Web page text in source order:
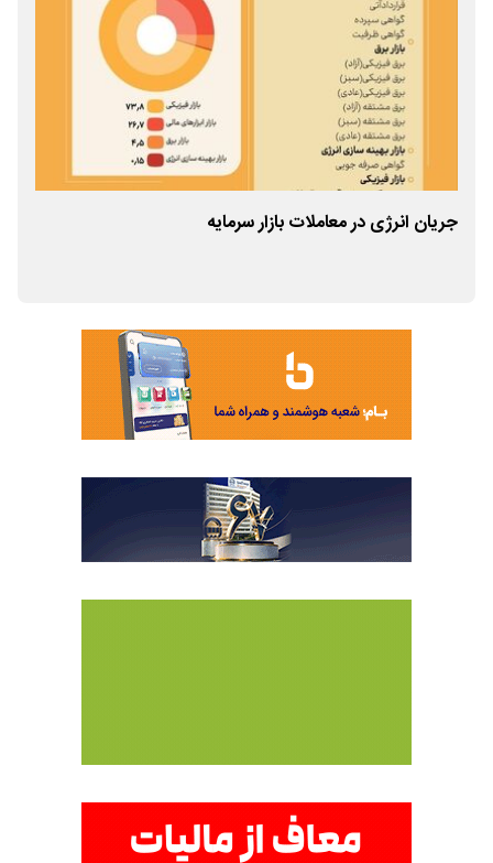
جریان انرژی در معاملات بازار سرمایه